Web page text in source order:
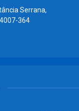
Serrana,
364